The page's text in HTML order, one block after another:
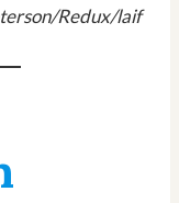
Redux/laif